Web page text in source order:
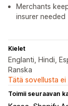
Merchants
insurer needed
Kielet
Englanti, Hindi,
Ranska
Tätä sovellusta
Toimii seuraavan